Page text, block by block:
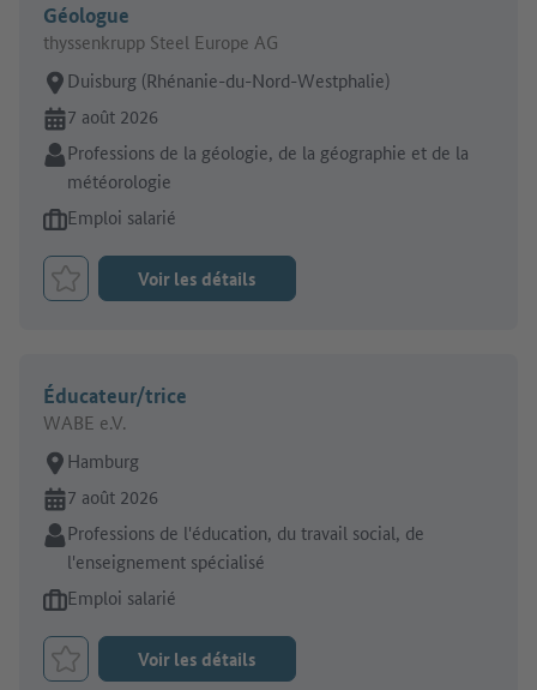
Géologue
thyssenkrupp Steel Europe AG
Lieu de travail:
Duisburg (Rhénanie-du-Nord-Westphalie)
En ligne depuis:
7 août 2026
Secteur:
Professions de la géologie, de la géographie et de la
météorologie
Type d'offre d'emploi:
Emploi salarié
Retenir le job
Voir les détails
Éducateur/trice
WABE e.V.
Lieu de travail:
Hamburg
En ligne depuis:
7 août 2026
Secteur:
Professions de l'éducation, du travail social, de
l'enseignement spécialisé
Type d'offre d'emploi:
Emploi salarié
Retenir le job
Voir les détails